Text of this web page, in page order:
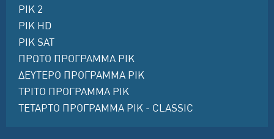
ΡΙΚ 2
ΡΙΚ HD
ΡΙΚ SAT
ΠΡΩΤΟ ΠΡΟΓΡΑΜΜΑ ΡΙΚ
ΔΕΥΤΕΡΟ ΠΡΟΓΡΑΜΜΑ ΡΙΚ
ΤΡΙΤΟ ΠΡΟΓΡΑΜΜΑ ΡΙΚ
ΤΕΤΑΡΤΟ ΠΡΟΓΡΑΜΜΑ ΡΙΚ - CLASSIC